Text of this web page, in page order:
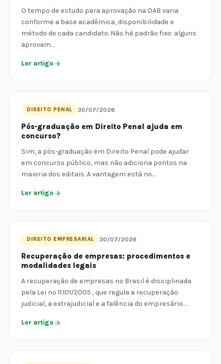
O tempo de estudo para aprovação na OAB varia
conforme a base acadêmica, disponibilidade e
método de cada candidato. Não há padrão fixo: alguns
aprovam…
Ler artigo
DIREITO PENAL 30/07/2026
Pós-graduação em Direito Penal ajuda em
concurso?
Sim, a pós-graduação em Direito Penal pode ajudar
em concurso público, mas não adiciona pontos na
maioria dos editais. A vantagem está no…
Ler artigo
DIREITO EMPRESARIAL 30/07/2026
Recuperação de empresas: procedimentos e
modalidades legais
A recuperação de empresas no Brasil é disciplinada
pela Lei nº 11.101/2005 , que regula a recuperação
judicial, a extrajudicial e a falência do empresário…
Ler artigo